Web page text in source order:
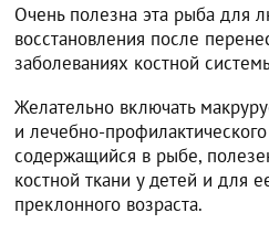
Очень полезна эта рыба для
восстановления после
заболеваниях костной
Желательно включать
и лечебно-
содержащийся в рыбе,
костной ткани у детей и для
преклонного возраста.